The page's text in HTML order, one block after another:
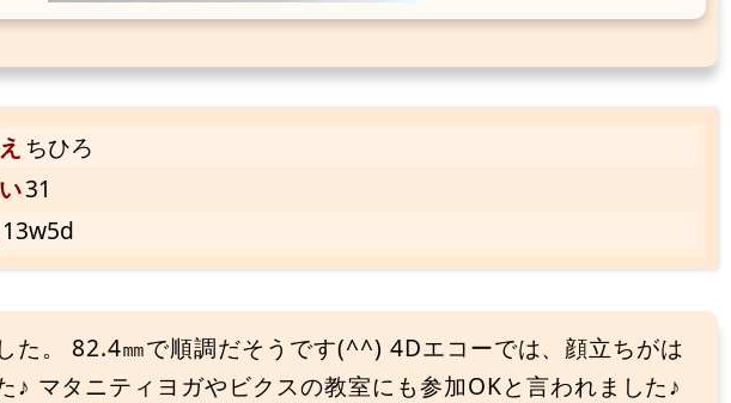
ちひろ
31
13w5d
た。 82.4㎜で順調だそうです(^^) 4Dエコーでは、顔立ちがは
♪ マタニティヨガやビクスの教室にも参加OKと言われました♪